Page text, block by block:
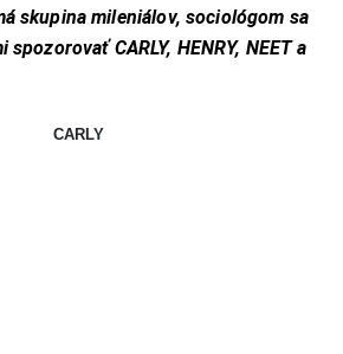
skupina mileniálov, sociológom sa
CARLY, HENRY, NEET a
CARLY